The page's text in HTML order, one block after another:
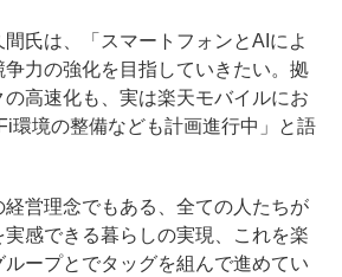
氏は、「スマートフォンとAIによ
争力の強化を目指していきたい。拠
高速化も、実は楽天モバイルにお
環境の整備なども計画進行中」と語
営理念でもある、全ての人たちが
感できる暮らしの実現、これを楽
ープとでタッグを組んで進めてい